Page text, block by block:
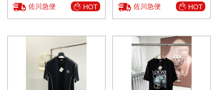
佐川急便 HOT 佐川急便 HOT